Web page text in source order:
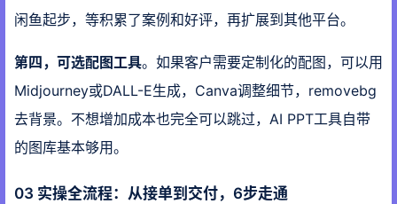
闲鱼起步，等积累了案例和好评，再扩展到其他平台。
第四，可选配图工具。如果客户需要定制化的配图，可以用
Midjourney或DALL-E生成，Canva调整细节，removebg
去背景。不想增加成本也完全可以跳过，AI PPT工具自带
的图库基本够用。
03 实操全流程：从接单到交付，6步走通